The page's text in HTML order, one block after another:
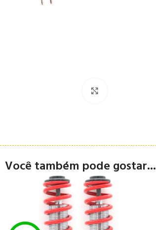
Você também pode gostar...